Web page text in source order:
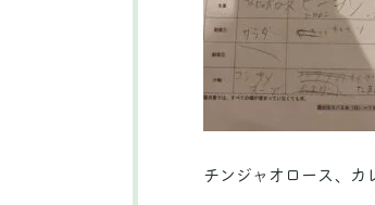
チンジャオロース、カ